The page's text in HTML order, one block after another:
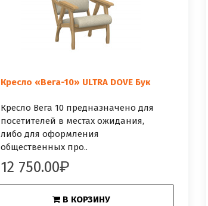
Кресло «Вега-10» ULTRA DOVE Бук
Кресло Вега 10 предназначено для
посетителей в местах ожидания,
либо для оформления
общественных про..
12 750.00
В КОРЗИНУ